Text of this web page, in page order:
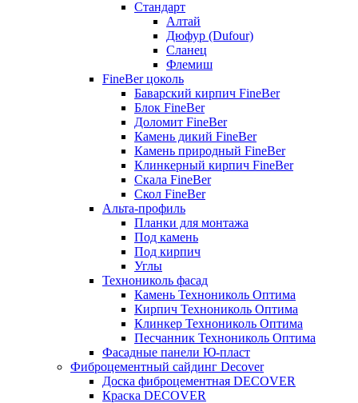
Стандарт
Алтай
Дюфур (Dufour)
Сланец
Флемиш
FineBer цоколь
Баварский кирпич FineBer
Блок FineBer
Доломит FineBer
Камень дикий FineBer
Камень природный FineBer
Клинкерный кирпич FineBer
Скала FineBer
Скол FineBer
Альта-профиль
Планки для монтажа
Под камень
Под кирпич
Углы
Технониколь фасад
Камень Технониколь Оптима
Кирпич Технониколь Оптима
Клинкер Технониколь Оптима
Песчанник Технониколь Оптима
Фасадные панели Ю-пласт
Фиброцементный сайдинг Decover
Доска фиброцементная DECOVER
Краска DECOVER